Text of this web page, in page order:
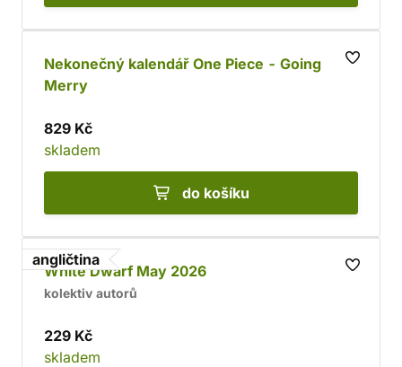
Nekonečný kalendář One Piece - Going
Merry
829 Kč
skladem
do košíku
angličtina
White Dwarf May 2026
kolektiv autorů
229 Kč
skladem